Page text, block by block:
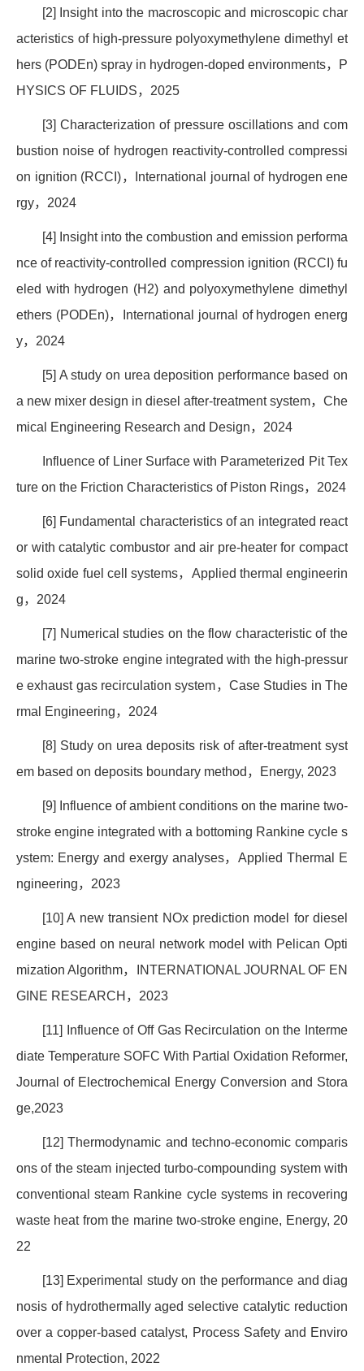
[2] Insight into the macroscopic and microscopic char
acteristics of high-pressure polyoxymethylene dimethyl et
hers (PODEn) spray in hydrogen-doped environments，
P
HYSICS OF FLUIDS， 2025
[3] Characterization of pressure oscillations and com
bustion noise of hydrogen reactivity-controlled compressi
on ignition (RCCI)，
International journal of hydrogen ene
rgy， 2024
[4] Insight into the combustion and emission performa
nce of reactivity-controlled compression ignition (RCCI) fu
eled with hydrogen (H2) and polyoxymethylene dimethyl
ethers (PODEn)，
International journal of hydrogen energ
y， 2024
[5] A study on urea deposition performance based on
a new mixer design in diesel after-treatment system， Che
mical Engineering Research and Design， 2024
Influence of Liner Surface with Parameterized Pit Tex
ture on the Friction Characteristics of Piston Rings， 2024
[6] Fundamental characteristics of an integrated react
or with catalytic combustor and air pre-heater for compact
solid oxide fuel cell systems， Applied thermal engineerin
g， 2024
[7] Numerical studies on the flow characteristic of the
marine two-stroke engine integrated with the high-pressur
e exhaust gas recirculation system，Case Studies in The
rmal Engineering， 2024
[8] Study on urea deposits risk of after-treatment syst
em based on deposits boundary method ， Energy, 2023
[9] Influence of ambient conditions on the marine two-
stroke engine integrated with a bottoming Rankine cycle s
ystem: Energy and exergy analyses，Applied Thermal E
ngineering， 2023
[10] A new transient NOx prediction model for diesel
engine based on neural network model with Pelican Opti
mization Algorithm，
INTERNATIONAL JOURNAL OF EN
GINE RESEARCH ， 2023
[11] Influence of Off Gas Recirculation on the Interme
diate Temperature SOFC With Partial Oxidation Reformer,
Journal of Electrochemical Energy Conversion and Stora
ge,2023
[12] Thermodynamic and techno-economic comparis
ons of the steam injected turbo-compounding system with
conventional steam Rankine cycle systems in recovering
waste heat from the marine two-stroke engine, Energy, 20
22
[13] Experimental study on the performance and diag
nosis of hydrothermally aged selective catalytic reduction
over a copper-based catalyst, Process Safety and Enviro
nmental Protection, 2022